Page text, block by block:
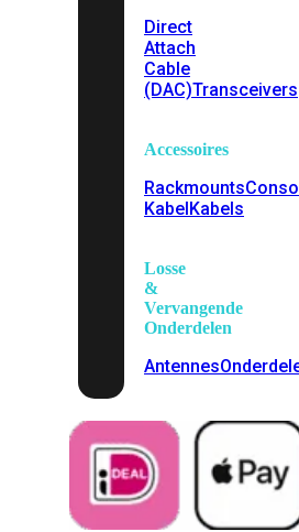
Direct
Attach
Cable
(DAC)Transceivers
Accessoires
Rackmounts
KabelKabels
Losse
&
Vervangende
Onderdelen
Antennes